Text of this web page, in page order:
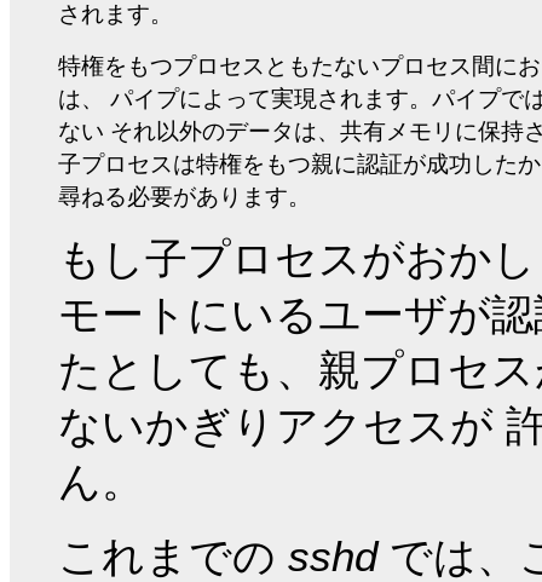
されます。
特権をもつプロセスともたないプロセス間に
は、 パイプによって実現されます。パイプで
ない それ以外のデータは、共有メモリに保持
子プロセスは特権をもつ親に認証が成功した
尋ねる必要があります。
もし子プロセスがおか
モートにいるユーザが
たとしても、親プロセ
ないかぎりアクセスが
ん。
これまでの sshdでは、